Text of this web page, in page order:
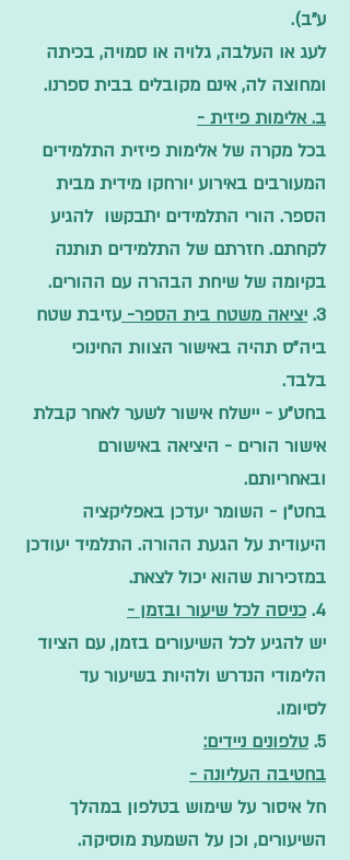
ע"ב).
לעג או העלבה, גלויה או סמויה, בכיתה
ומחוצה לה, אינם מקובלים בבית ספרנו.
ב. אלימות פיזית -
בכל מקרה של אלימות פיזית התלמידים
המעורבים באירוע יורחקו מידית מבית
הספר. הורי התלמידים יתבקשו להגיע
לקחתם. חזרתם של התלמידים תותנה
בקיומה של שיחת הבהרה עם ההורים.
3. יציאה משטח בית הספר- עזיבת שטח
ביה"ס תהיה באישור הצוות החינוכי
בלבד.
בחט"ע - יישלח אישור לשער לאחר קבלת
אישור הורים - היציאה באישורם
ובאחריותם.
בחט"ן - השומר יעדכן באפליקציה
היעודית על הגעת ההורה. התלמיד יעודכן
במזכירות שהוא יכול לצאת.
4. כניסה לכל שיעור ובזמן -
יש להגיע לכל השיעורים בזמן, עם הציוד
הלימודי הנדרש ולהיות בשיעור עד
לסיומו.
5. טלפונים ניידים:
בחטיבה העליונה -
חל איסור על שימוש בטלפון במהלך
השיעורים, וכן על השמעת מוסיקה.